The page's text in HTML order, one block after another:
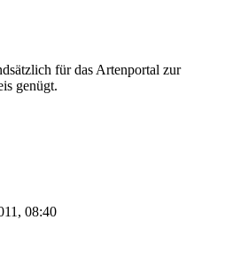
für das Artenportal zur
genügt.
08:40